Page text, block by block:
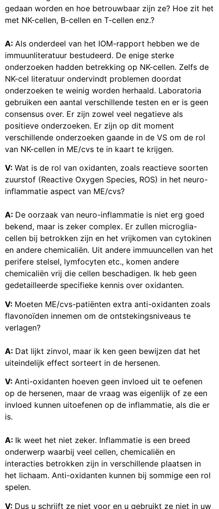
gedaan worden en hoe betrouwbaar zijn ze? Hoe zit het
met NK-cellen, B-cellen en T-cellen enz.?
A: Als onderdeel van het IOM-rapport hebben we de
immuunliteratuur bestudeerd. De enige sterke
onderzoeken hadden betrekking op NK-cellen. Zelfs de
NK-cel literatuur ondervindt problemen doordat
onderzoeken te weinig worden herhaald. Laboratoria
gebruiken een aantal verschillende testen en er is geen
consensus over. Er zijn zowel veel negatieve als
positieve onderzoeken. Er zijn op dit moment
verschillende onderzoeken gaande in de VS om de rol
van NK-cellen in ME/cvs te in kaart te krijgen.
V: Wat is de rol van oxidanten, zoals reactieve soorten
zuurstof (Reactive Oxygen Species, ROS) in het neuro-
inflammatie aspect van ME/cvs?
A: De oorzaak van neuro-inflammatie is niet erg goed
bekend, maar is zeker complex. Er zullen microglia-
cellen bij betrokken zijn en het vrijkomen van cytokinen
en andere chemicaliën. Uit andere immuuncellen van het
perifere stelsel, lymfocyten etc., komen andere
chemicaliën vrij die cellen beschadigen. Ik heb geen
gedetailleerde specifieke kennis over oxidanten.
V: Moeten ME/cvs-patiënten extra anti-oxidanten zoals
flavonoïden innemen om de ontstekingsniveaus te
verlagen?
A: Dat lijkt zinvol, maar ik ken geen bewijzen dat het
uiteindelijk effect sorteert in de hersenen.
V: Anti-oxidanten hoeven geen invloed uit te oefenen
op de hersenen, maar de vraag was eigenlijk of ze een
invloed kunnen uitoefenen op de inflammatie, als die er
is.
A: Ik weet het niet zeker. Inflammatie is een breed
onderwerp waarbij veel cellen, chemicaliën en
interacties betrokken zijn in verschillende plaatsen in
het lichaam. Anti-oxidanten kunnen bij sommige een rol
spelen.
V: Dus u schrijft ze niet voor en u gebruikt ze niet in uw